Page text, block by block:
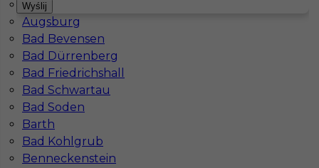
Aachen
Augsburg
Bad Bevensen
Bad Dürrenberg
Bad Friedrichshall
Bad Schwartau
Bad Soden
Barth
Bad Kohlgrub
Benneckenstein
Betoniarz - prefabrykaty praca w Niemczech
bez języka
Kategoria
Lokalizacja Niemcy
Wyślij